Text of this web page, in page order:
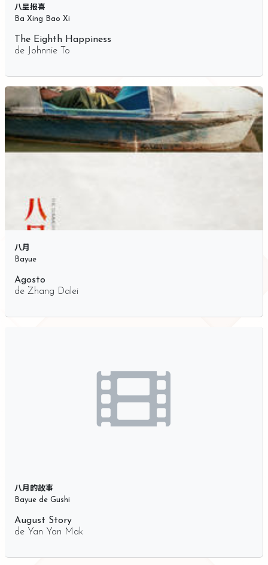
八星报喜
Ba Xing Bao Xi
The Eighth Happiness
de
Johnnie To
八月
Bayue
Agosto
de Zhang Dalei
八月的故事
Bayue de Gushi
August Story
de Yan Yan Mak